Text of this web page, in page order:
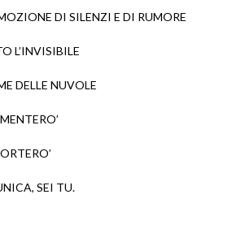
DI SILENZI E DI RUMORE
L’INVISIBILE
DELLE NUVOLE
SEI TU.